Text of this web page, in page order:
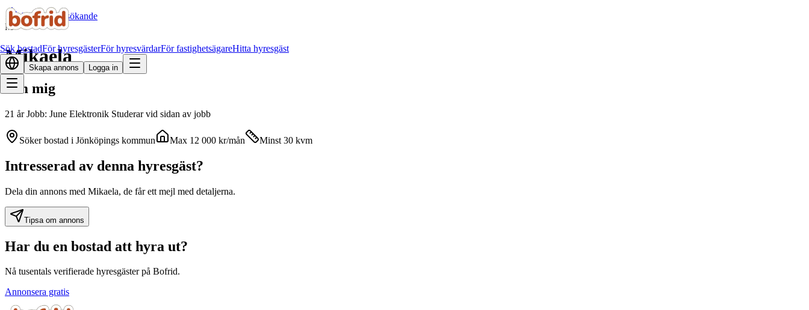
Sök bostadFör hyresgästerFör hyresvärdarFör fastighetsägareHitta hyresgäst
Skapa annons Logga in
Alla bostadssökande
M
Mikaela
Om mig
21 år Jobb: June Elektronik Studerar vid sidan av jobb
Söker bostad i Jönköpings kommun Max 12 000 kr/mån Minst 30 kvm
Intresserad av denna hyresgäst?
Dela din annons med Mikaela, de får ett mejl med detaljerna.
Tipsa om annons
Har du en bostad att hyra ut?
Nå tusentals verifierade hyresgäster på Bofrid.
Annonsera gratis